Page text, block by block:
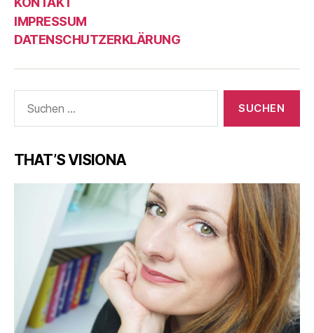
IMPRESSUM
DATENSCHUTZERKLÄRUNG
nach:
THAT’S VISIONA